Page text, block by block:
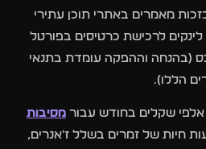
מאמרים באתרי תוכן עתירי
לינקים לרכישת כרטיסים בפורטל
(בהנחה וההפקה עומדת בתנאי
הללו).
אלפי שקלים בחודש עבור מסיבות
חיות של זמרים בשלל ז'אנרים,